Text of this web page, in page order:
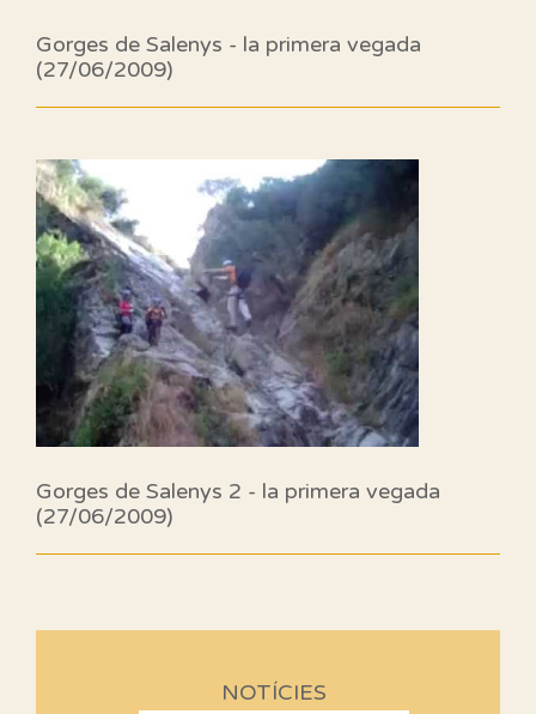
Gorges de Salenys - la primera vegada
(27/06/2009)
Gorges de Salenys 2 - la primera vegada
(27/06/2009)
NOTÍCIES